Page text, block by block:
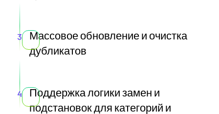
3
Массовое обновление и очистка
дубликатов
4
Поддержка логики замен и
подстановок для категорий и